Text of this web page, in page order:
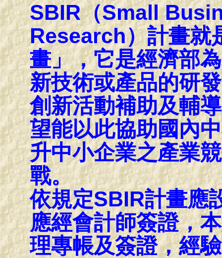
SBIR（Small
Research）計畫就
畫」，它是經濟部
新技術或產品的研
創新活動補助及輔
望能以此協助國內
升中小企業之產業
戰。
依規定SBIR計畫應
應經會計師簽證，
理專帳及簽證，經